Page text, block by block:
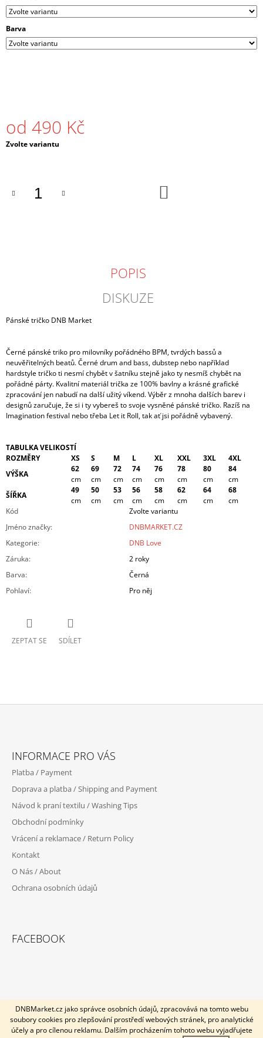
DNBMarket.cz jako správce osobních údajů, zpracovává na tomto webu
soubory cookies pro zlepšování prostředí webových stránek, pro analytické
účely a pro cílenou reklamu. Dalším procházením tohoto webu vyjadřujete
U objednávek po 7.12.2025 nezaručujeme doručení do vánoc.
Dotazy k objednávkám směřujte na email info@profimerch.cz.
Barva
od 490 Kč
Měrná
Zvolte variantu
POPIS
DISKUZE
Pánské tričko DNB Market
Černé pánské triko pro milovníky pořádného BPM, tvrdých bassů a
neuvěřitelných beatů. Černé drum and bass, dubstep nebo například
hardstyle tričko ti nesmí chybět v šatníku stejně jako ty nesmíš chybět na
pořádné párty. Kvalitní materiál trička ze 100% bavlny a krásné grafické
zpracování jen nabudí na další užitý víkend. Výběr z mnoha dalších barev i
designů zaručuje, že si i ty vybereš to svoje vysněné pánské tričko. Razíš na
Imagination festival nebo třeba Let it Roll, tak ať jsi pořádně vybavený.
TABULKA VELIKOSTÍ
ROZMĚRY
XS S M L XL XXL 3XL
4XL
VÝŠKA
62
cm
69
cm
72
cm
74
cm
76
cm
78
cm
80
cm
84
cm
ŠÍŘKA
49
cm
50
cm
53
cm
56
cm
58
cm
62
cm
64
cm
68
cm
Kód
Zvolte variantu
Jméno značky:
DNBMARKET.CZ
Kategorie:
DNB Love
Záruka:
2 roky
Barva:
Černá
Pohlaví: Pro něj
ZEPTAT SE SDÍLET
E
M
E
PÁNSKÉ
/
BÍLÉ
490
INFORMACE PRO VÁS
Platba / Payment
Doprava a platba / Shipping and Payment
Návod k praní textilu / Washing Tips
Obchodní podmínky
Vrácení a reklamace / Return Policy
Kontakt
O Nás / About
Ochrana osobních údajů
FACEBOOK
Vytvořil Shoptet
© 2026 DNB Market. Všechna práva vyhrazena.